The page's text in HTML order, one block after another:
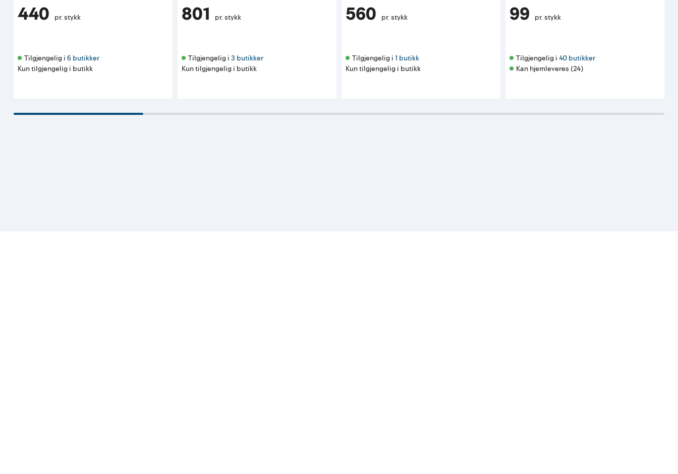
440 pr. stykk
Tilgjengelig i 6 butikker
Kun tilgjengelig i butikk
801 pr. stykk
Tilgjengelig i 3 butikker
Kun tilgjengelig i butikk
560 pr. stykk
Tilgjengelig i 1 butikk
Kun tilgjengelig i butikk
99 pr. stykk
Tilgjengelig i 40 butikker
Kan hjemleveres (24)